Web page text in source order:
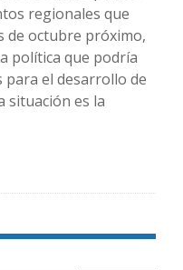
regionales que
de octubre próximo,
política que podría
el desarrollo de
situación es la